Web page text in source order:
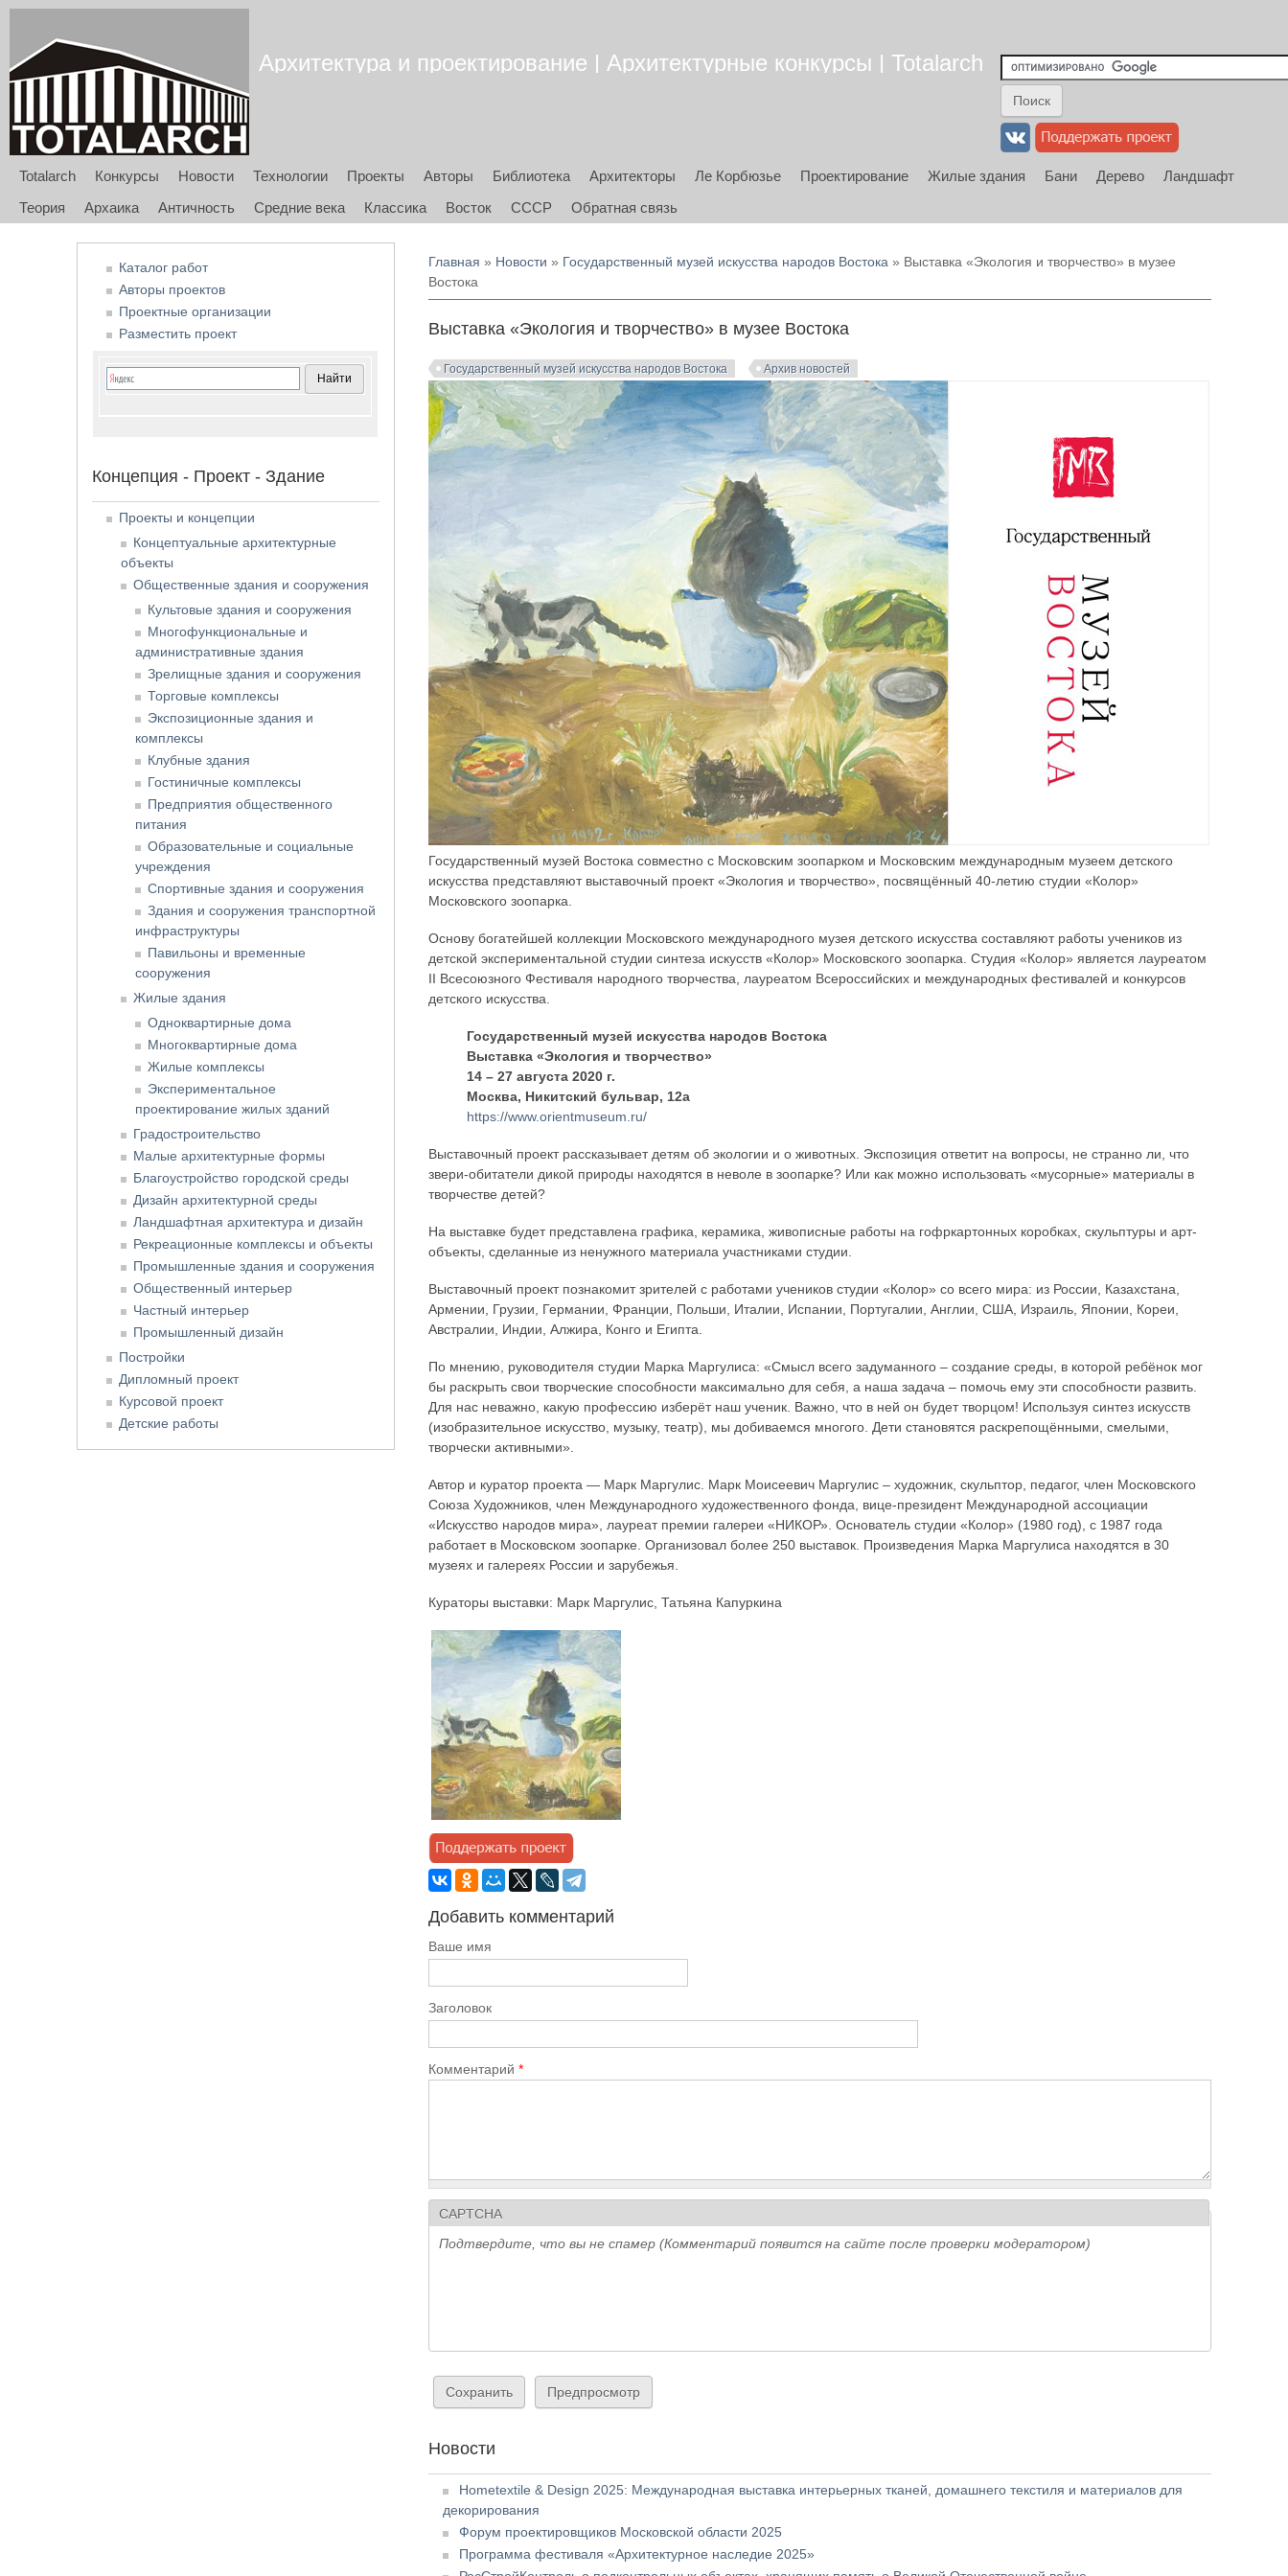
Архитектура и проектирование | Архитектурные конкурсы | Totalarch
Totalarch Конкурсы Новости Технологии Проекты Авторы Библиотека Архитекторы Ле Корбюзье Проектирование Жилые здания Бани Дерево
Ландшафт
Теория
Архаика Античность Средние века Классика Восток СССР Обратная связь
Вы здесь
Главная » Новости » Государственный музей искусства народов Востока » Выставка «Экология и творчество» в музее
Востока
Выставка «Экология и творчество» в музее Востока
Государственный музей искусства народов Востока Архив новостей
Государственный музей Востока совместно с Московским зоопарком и Московским международным музеем детского
искусства представляют выставочный проект «Экология и творчество», посвящённый 40-летию студии «Колор»
Московского зоопарка.
Основу богатейшей коллекции Московского международного музея детского искусства составляют работы учеников из
детской экспериментальной студии синтеза искусств «Колор» Московского зоопарка. Студия «Колор» является лауреатом
II Всесоюзного Фестиваля народного творчества, лауреатом Всероссийских и международных фестивалей и конкурсов
детского искусства.
Государственный музей искусства народов Востока
Выставка «Экология и творчество»
14 – 27 августа 2020 г.
Москва, Никитский бульвар, 12а
https://www.orientmuseum.ru/
Выставочный проект рассказывает детям об экологии и о животных. Экспозиция ответит на вопросы, не странно ли, что
звери-обитатели дикой природы находятся в неволе в зоопарке? Или как можно использовать «мусорные» материалы в
творчестве детей?
На выставке будет представлена графика, керамика, живописные работы на гофркартонных коробках, скульптуры и арт-
объекты, сделанные из ненужного материала участниками студии.
Выставочный проект познакомит зрителей с работами учеников студии «Колор» со всего мира: из России, Казахстана,
Армении, Грузии, Германии, Франции, Польши, Италии, Испании, Португалии, Англии, США, Израиль, Японии, Кореи,
Австралии, Индии, Алжира, Конго и Египта.
По мнению, руководителя студии Марка Маргулиса: «Смысл всего задуманного – создание среды, в которой ребёнок мог
бы раскрыть свои творческие способности максимально для себя, а наша задача – помочь ему эти способности развить.
Для нас неважно, какую профессию изберёт наш ученик. Важно, что в ней он будет творцом! Используя синтез искусств
(изобразительное искусство, музыку, театр), мы добиваемся многого. Дети становятся раскрепощёнными, смелыми,
творчески активными».
Автор и куратор проекта — Марк Маргулис. Марк Моисеевич Маргулис – художник, скульптор, педагог, член Московского
Союза Художников, член Международного художественного фонда, вице-президент Международной ассоциации
«Искусство народов мира», лауреат премии галереи «НИКОР». Основатель студии «Колор» (1980 год), с 1987 года
работает в Московском зоопарке. Организовал более 250 выставок. Произведения Марка Маргулиса находятся в 30
музеях и галереях России и зарубежья.
Кураторы выставки: Марк Маргулис, Татьяна Капуркина
Добавить комментарий
Ваше имя
Заголовок
Комментарий*
CAPTCHA
Подтвердите, что вы не спамер (Комментарий появится на сайте после проверки модератором)
Новости
Hometextile & Design 2025: Международная выставка интерьерных тканей, домашнего текстиля и материалов для
декорирования
Форум проектировщиков Московской области 2025
Программа фестиваля «Архитектурное наследие 2025»
Каталог работ
Авторы проектов
Проектные организации
Разместить проект
Концепция - Проект - Здание
Проекты и концепции
Концептуальные архитектурные
объекты
Общественные здания и сооружения
Культовые здания и сооружения
Многофункциональные и
административные здания
Зрелищные здания и сооружения
Торговые комплексы
Экспозиционные здания и
комплексы
Клубные здания
Гостиничные комплексы
Предприятия общественного
питания
Образовательные и социальные
учреждения
Спортивные здания и сооружения
Здания и сооружения транспортной
инфраструктуры
Павильоны и временные
сооружения
Жилые здания
Одноквартирные дома
Многоквартирные дома
Жилые комплексы
Экспериментальное
проектирование жилых зданий
Градостроительство
Малые архитектурные формы
Благоустройство городской среды
Дизайн архитектурной среды
Ландшафтная архитектура и дизайн
Рекреационные комплексы и объекты
Промышленные здания и сооружения
Общественный интерьер
Частный интерьер
Промышленный дизайн
Постройки
Дипломный проект
Курсовой проект
Детские работы